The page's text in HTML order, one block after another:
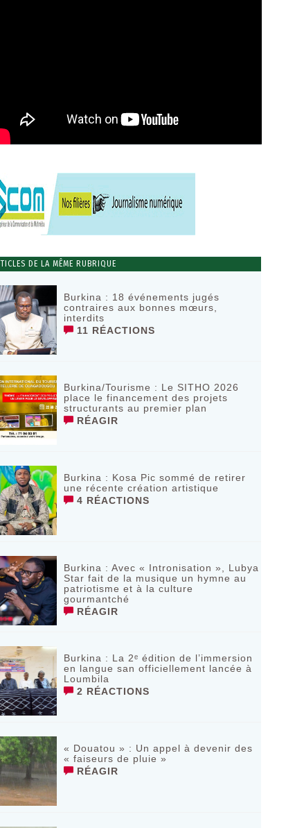
DE LA MÊME RUBRIQUE
Burkina : 18 événements jugés
contraires aux bonnes mœurs,
interdits
11 RÉACTIONS
Burkina/Tourisme : Le SITHO 2026
place le financement des projets
structurants au premier plan
RÉAGIR
Burkina : Kosa Pic sommé de retirer
une récente création artistique
4 RÉACTIONS
Burkina : Avec « Intronisation », Lubya
Star fait de la musique un hymne au
patriotisme et à la culture
gourmantché
RÉAGIR
Burkina : La 2ᵉ édition de l’immersion
en langue san officiellement lancée à
Loumbila
2 RÉACTIONS
« Douatou » : Un appel à devenir des
« faiseurs de pluie »
RÉAGIR